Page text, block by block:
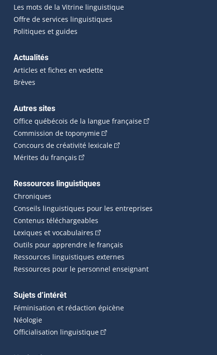
Les mots de la Vitrine linguistique
Offre de services linguistiques
Politiques et guides
Actualités
Articles et fiches en vedette
Brèves
Autres sites
Office québécois de la langue française(Cet hyperlien
Commission de toponymie(Cet hyperlien externe s'ouvrira
Concours de créativité lexicale(Cet hyperlien externe
Mérites du français (Cet hyperlien externe s'ouvrira dans une
Ressources linguistiques
Chroniques
Conseils linguistiques pour les entreprises
Contenus téléchargeables
Lexiques et vocabulaires (Cet hyperlien externe s'ouvrira
Outils pour apprendre le français
Ressources linguistiques externes
Ressources pour le personnel enseignant
Sujets d’intérêt
Féminisation et rédaction épicène
Néologie
Officialisation linguistique(Cet hyperlien externe s'ouvrira